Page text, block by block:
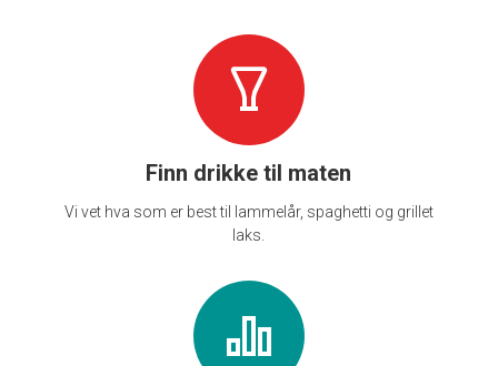
Finn drikke til maten
Vi vet hva som er best til lammelår, spaghetti og grillet
laks.